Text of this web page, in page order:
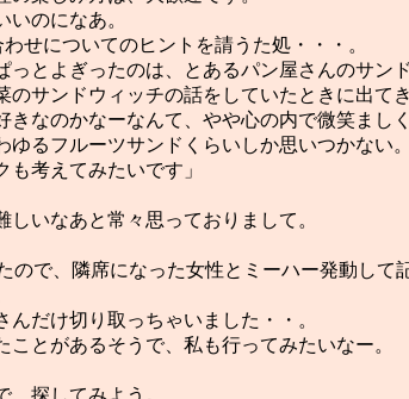
のになあ。
せについてのヒントを請うた処・・・。
とよぎったのは、とあるパン屋さんのサンド
サンドウィッチの話をしていたときに出て
なのかなーなんて、やや心の内で微笑ましく
るフルーツサンドくらいしか思いつかない
も考えてみたいです」
いなあと常々思っておりまして。
で、隣席になった女性とミーハー発動して
だけ切り取っちゃいました・・。
とがあるそうで、私も行ってみたいなー。
探してみよう。